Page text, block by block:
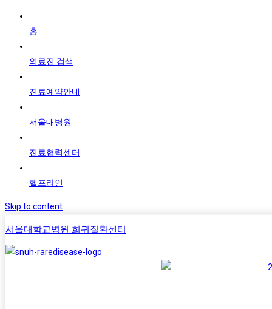
홈
의료진 검색
진료예약안내
서울대병원
진료협력센터
헬프라인
Skip to content
서울대학교병원 희귀질환센터